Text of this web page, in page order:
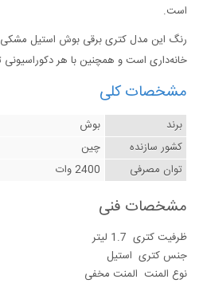
است.
رنگ این مدل کتری برقی بوش استیل مشکی
خانه‌داری است و همچنین با هر دکوراسیونی
مشخصات کلی
برند
بوش
کشور سازنده
چین
توان مصرفی
2400 وات
مشخصات فنی
ظرفیت کتری 1.7 لیتر
جنس کتری استیل
نوع المنت المنت مخفی